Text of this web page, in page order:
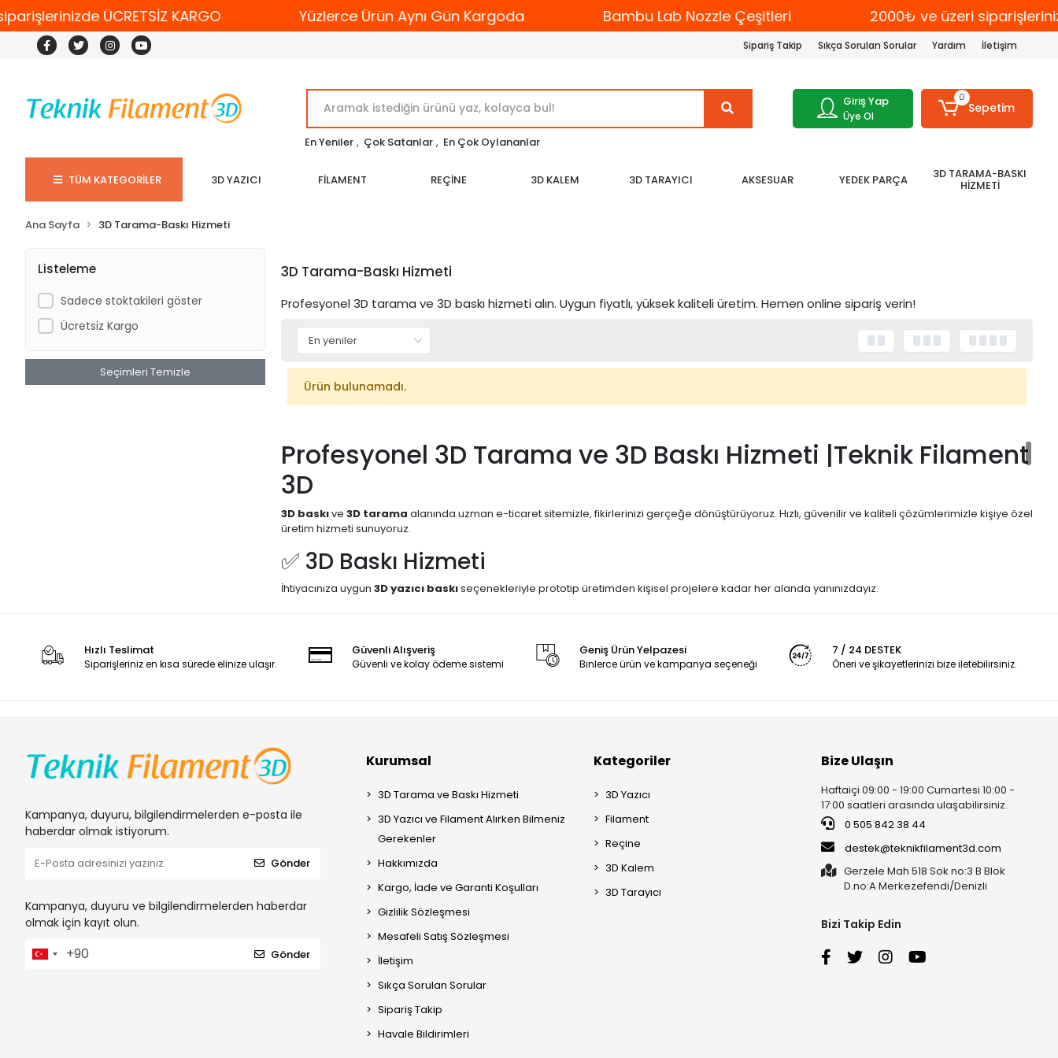
ÜCRETSİZ KARGO Yüzlerce Ürün Aynı Gün Kargoda Bambu Lab Nozzle Çeşitleri 2000₺ ve üzeri
Sipariş Takip Sıkça Sorulan Sorular Yardım İletişim
En Yeniler , Çok Satanlar , En Çok Oylananlar
Giriş Yap
Üye Ol
0
Sepetim
TÜM KATEGORİLER 3D YAZICI FİLAMENT REÇİNE 3D KALEM 3D TARAYICI AKSESUAR YEDEK PARÇA 3D TARAMA-BASKI
HİZMETİ
Ana Sayfa 3D Tarama-Baskı Hizmeti
Listeleme
Sadece stoktakileri göster
Ücretsiz Kargo
Seçimleri Temizle
3D Tarama-Baskı Hizmeti
Profesyonel 3D tarama ve 3D baskı hizmeti alın. Uygun fiyatlı, yüksek kaliteli üretim. Hemen online sipariş verin!
Ürün bulunamadı.
Profesyonel 3D Tarama ve 3D Baskı Hizmeti |Teknik Filament
3D
3D baskıve 3D tarama alanında uzman e-ticaret sitemizle, fikirlerinizi gerçeğe dönüştürüyoruz. Hızlı, güvenilir ve kaliteli çözümlerimizle kişiye özel
üretim hizmeti sunuyoruz.
✅ 3D Baskı Hizmeti
İhtiyacınıza uygun 3D yazıcı baskıseçenekleriyle prototip üretimden kişisel projelere kadar her alanda yanınızdayız.
✅ 3D Tarama Hizmeti
yazıcıda basılabilir ya da dijital ortamda kullanılabilir.
🛒 Online Sipariş Kolaylığı
Web sitemiz üzerinden hızlıca sipariş verebilirsiniz:
3D model dosyanızıteknikfilament3d@gmail.com
epaosta adresimize gönderin,
Anahtar kelimeler:3D baskı siparişi, online 3D yazıcı hizmeti, 3D üretim fiyatı
🎯 Hedef Kitlemiz
Endüstriyel tasarım ve ürün geliştirme uzmanları
Mimarlık ve mühendislik firmaları
Hızlı Teslimat
Siparişleriniz en kısa sürede elinize ulaşır.
Güvenli Alışveriş
Güvenli ve kolay ödeme sistemi
Geniş Ürün Yelpazesi
Binlerce ürün ve kampanya seçeneği
7 / 24 DESTEK
Öneri ve şikayetlerinizi bize iletebilirsiniz.
Kampanya, duyuru, bilgilendirmelerden e-posta ile
haberdar olmak istiyorum.
Gönder
Kampanya, duyuru ve bilgilendirmelerden haberdar
olmak için kayıt olun.
Gönder
Kurumsal
3D Tarama ve Baskı Hizmeti
3D Yazıcı ve Filament Alırken Bilmeniz
Gerekenler
Hakkımızda
Kargo, İade ve Garanti Koşulları
Gizlilik Sözleşmesi
Mesafeli Satış Sözleşmesi
İletişim
Sıkça Sorulan Sorular
Sipariş Takip
Havale Bildirimleri
Kategoriler
3D Yazıcı
Filament
Reçine
3D Kalem
3D Tarayıcı
Bize Ulaşın
Haftaiçi 09:00 - 19:00 Cumartesi 10:00 -
17:00 saatleri arasında ulaşabilirsiniz.
0 505 842 38 44
destek@teknikfilament3d.com
Gerzele Mah 518 Sok no:3 B Blok
D.no:A Merkezefendi/Denizli
Bizi Takip Edin